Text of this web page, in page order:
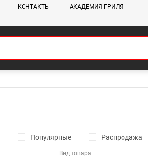
КОНТАКТЫ
АКАДЕМИЯ ГРИЛЯ
Популярные Распродажа
Вид товара